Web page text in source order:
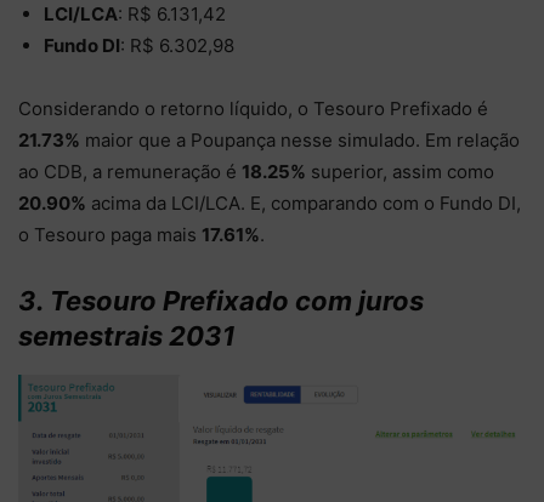
LCI/LCA: R$ 6.131,42
Fundo DI: R$ 6.302,98
Considerando o retorno líquido, o Tesouro Prefixado é
21.73% maior que a Poupança nesse simulado. Em relação
ao CDB, a remuneração é 18.25% superior, assim como
20.90% acima da LCI/LCA. E, comparando com o Fundo DI,
o Tesouro paga mais 17.61%.
3. Tesouro Prefixado com juros
semestrais 2031